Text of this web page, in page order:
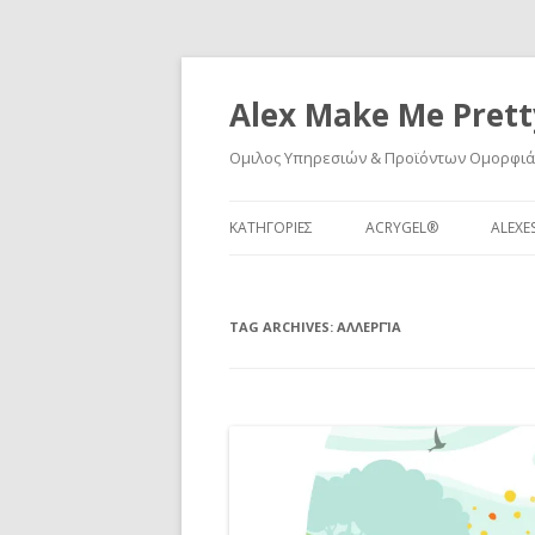
Alex Make Me
Ομιλος Υπηρεσιών & Προϊόντων
ΚΑΤΗΓΟΡΙΕΣ
ΝΌΜΟΙ ΚΑΙ ΔΙΑΔΙΚΑΣΊΕΣ
ΕΚΠΑΊΔΕΥΣΗ
ACRYGEL®
TAG ARCHIVES: ΑΛΛΕΡΓΊΑ